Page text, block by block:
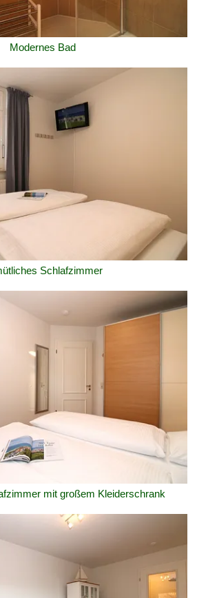
Modernes Bad
Schlafzimmer
mit großem Kleiderschrank